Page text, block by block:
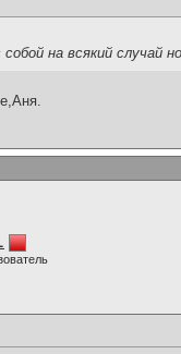
на всякий случай